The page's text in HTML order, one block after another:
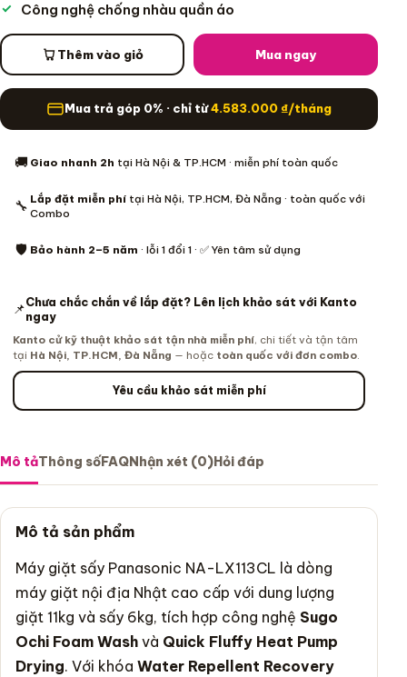
Công nghệ chống nhàu quần áo
Thêm vào giỏ Mua ngay
Mua trả góp 0% · chỉ từ4.583.000 ₫/tháng
🚚 Giao nhanh 2h tại Hà Nội & TP.HCM · miễn phí toàn quốc
🔧 Lắp đặt miễn phí tại Hà Nội, TP.HCM, Đà Nẵng · toàn quốc với
Combo
🛡️ Bảo hành 2–5 năm · lỗi 1 đổi 1 · ✅ Yên tâm sử dụng
📌Chưa chắc chắn về lắp đặt? Lên lịch khảo sát với Kanto
ngay
Kanto cử kỹ thuật khảo sát tận nhà miễn phí, chi tiết và tận tâm
tại Hà Nội, TP.HCM, Đà Nẵng — hoặc toàn quốc với đơn combo
Yêu cầu khảo sát miễn phí
Mô tảThông sốFAQNhận xét (0)Hỏi đáp
Mô tả sản phẩm
Máy giặt sấy Panasonic NA-LX113CL là dòng
máy giặt nội địa Nhật cao cấp với dung lượng
giặt 11kg và sấy 6kg, tích hợp công nghệ Sugo
Ochi Foam Wash và Quick Fluffy Heat Pump
Drying. Với khóa Water Repellent Recovery